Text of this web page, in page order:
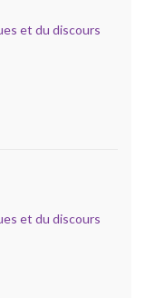
et du discours
et du discours